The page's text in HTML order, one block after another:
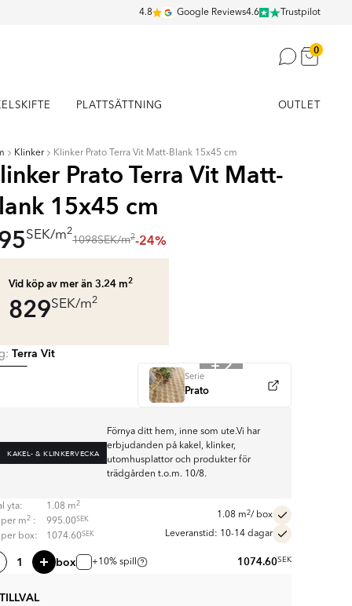
4.8 Google Reviews4.6 Trustpilot
0
PLATTSÄTTNING OUTLET
Klinker Klinker Prato Terra Vit Matt-Blank 15x45 cm
Prato Terra Vit Matt-
15x45 cm
SEK/m2
1098SEK/m2-24%
Vid köp av mer än 3.24 m2
829SEK/m2
Terra Vit
+ 2
Serie
Prato
KAKEL- & KLINKERVECKA
Förnya ditt hem, inne som ute.Vi har
erbjudanden på kakel, klinker,
utomhusplattor och produkter för
trädgården t.o.m. 10/8.
yta: 1.08 m2
per m2 : 995.00SEK
per box: 1074.60SEK
1.08 m2/ box
Leveranstid: 10-14 dagar
box +10% spill 1074.60SEK
TILLVAL